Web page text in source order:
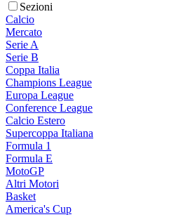
Sezioni
Calcio
Mercato
Serie A
Serie B
Coppa Italia
Champions League
Europa League
Conference League
Calcio Estero
Supercoppa Italiana
Formula 1
Formula E
MotoGP
Altri Motori
Basket
America's Cup